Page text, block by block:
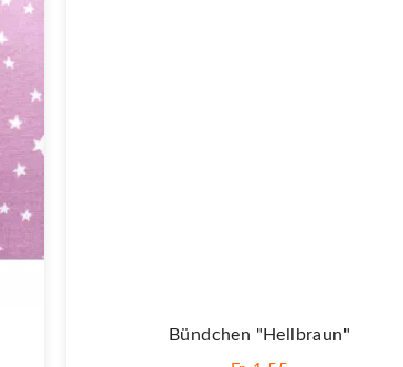
Bündchen "hellbraun"